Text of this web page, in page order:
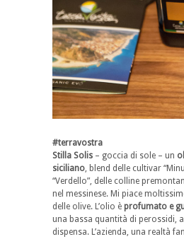
#terravostra
Stilla Solis – goccia di sole – un
siciliano, blend delle cultivar
“Verdello”, delle colline
nel messinese. Mi piace
delle olive. L’olio è profumato e
una bassa quantità di perossidi,
dispensa. L’azienda, una realtà